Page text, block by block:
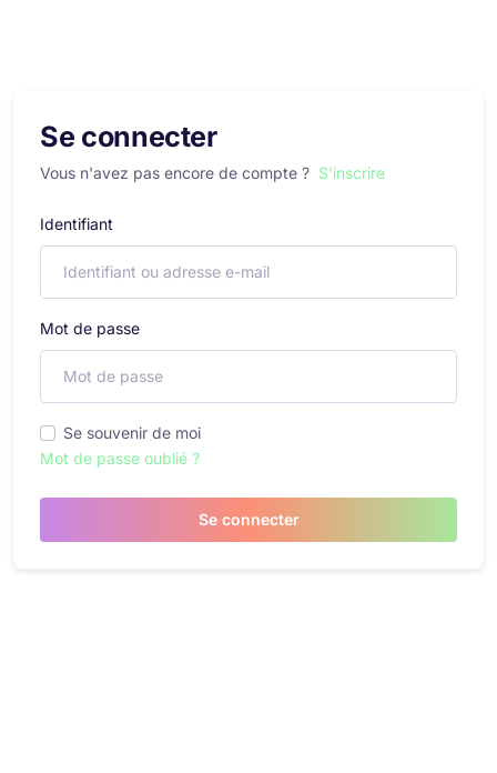
Se connecter
Vous n'avez pas encore de compte ? S'inscrire
Identifiant
Mot de passe
Se souvenir de moi
Mot de passe oublié ?
Se connecter